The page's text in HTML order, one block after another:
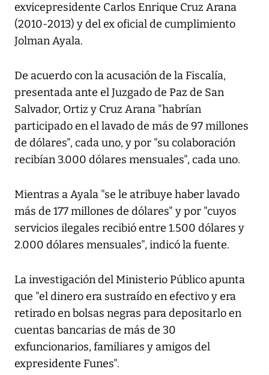
exvicepresidente Carlos Enrique Cruz Arana
(2010-2013) y del ex oficial de cumplimiento
Jolman Ayala.
De acuerdo con la acusación de la Fiscalía,
presentada ante el Juzgado de Paz de San
Salvador, Ortiz y Cruz Arana "habrían
participado en el lavado de más de 97 millones
de dólares", cada uno, y por "su colaboración
recibían 3.000 dólares mensuales", cada uno.
Mientras a Ayala "se le atribuye haber lavado
más de 177 millones de dólares" y por "cuyos
servicios ilegales recibió entre 1.500 dólares y
2.000 dólares mensuales", indicó la fuente.
La investigación del Ministerio Público apunta
que "el dinero era sustraído en efectivo y era
retirado en bolsas negras para depositarlo en
cuentas bancarias de más de 30
exfuncionarios, familiares y amigos del
expresidente Funes".